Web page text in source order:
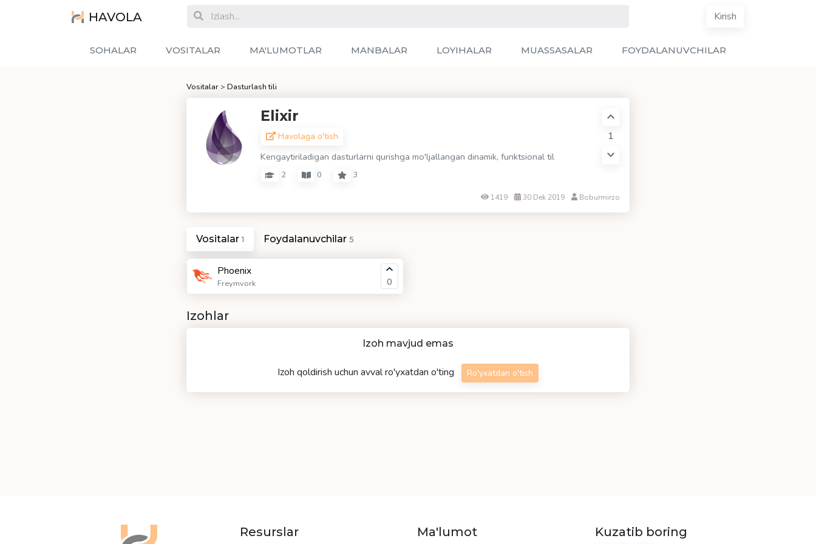
HAVOLA Kirish
SOHALAR VOSITALAR MA'LUMOTLAR MANBALAR LOYIHALAR MUASSASALAR FOYDALANUVCHILAR
Vositalar> Dasturlash tili
Elixir
Havolaga o'tish
Kengaytiriladigan dasturlarni qurishga mo'ljallangan dinamik, funktsional til
2 0 3
1
1419 30 Dek 2019 Boburmirzo
Vositalar1 Foydalanuvchilar 5
Phoenix
Freymvork 0
Izohlar
Izoh mavjud emas
Izoh qoldirish uchun avval ro'yxatdan o'ting Ro'yxatdan o'tish
Resurslar Ma'lumot Kuzatib boring